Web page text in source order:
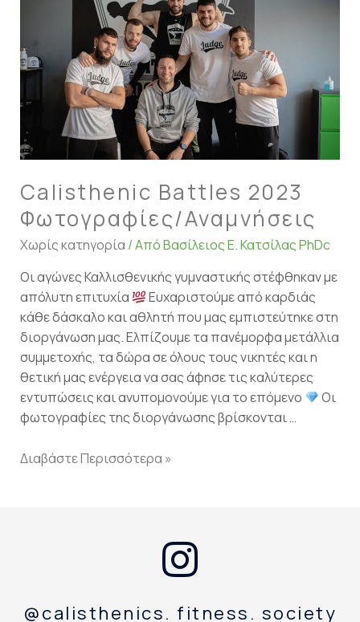
Calisthenic Battles 2023
Φωτογραφίες/Αναμνήσεις
Χωρίς κατηγορία / ΑπόΒασίλειος Ε. Κατσίλας PhDc
Οι αγώνες Καλλισθενικής γυμναστικής στέφθηκαν με
απόλυτη επιτυχία
Ευχαριστούμε από καρδιάς
κάθε δάσκαλο και αθλητή που μας εμπιστεύτηκε στη
διοργάνωση μας. Ελπίζουμε τα πανέμορφα μετάλλια
συμμετοχής, τα δώρα σε όλους τους νικητές και η
θετική μας ενέργεια να σας άφησε τις καλύτερες
εντυπώσεις και ανυπομονούμε για το επόμενο
Οι
φωτογραφίες της διοργάνωσης βρίσκονται …
Φωτογραφίες/
Διαβάστε Περισσότερα »
@calisthenics. fitness. society